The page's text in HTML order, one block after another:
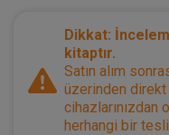
Dikkat:
kitaptır.
Satın alım
üzerinden
herhangi bir